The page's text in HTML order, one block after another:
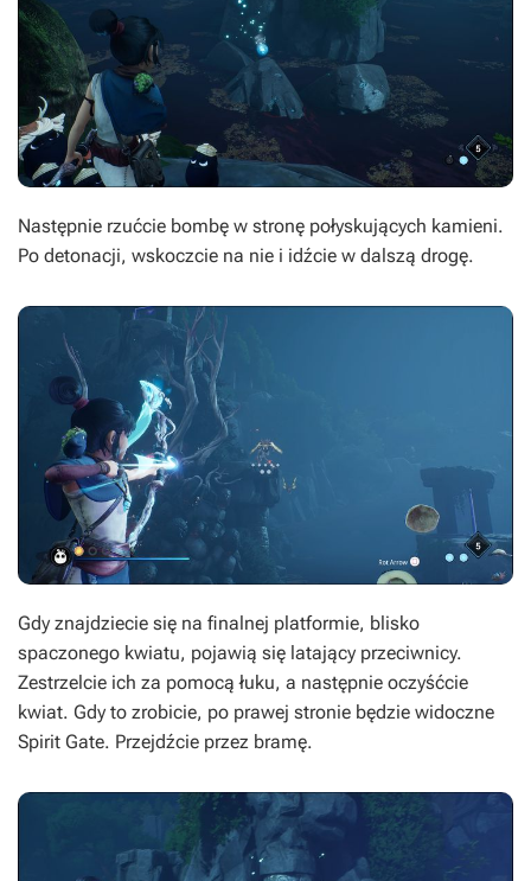
Następnie rzućcie bombę w stronę połyskujących kamieni.
Po detonacji, wskoczcie na nie i idźcie w dalszą drogę.
Gdy znajdziecie się na finalnej platformie, blisko
spaczonego kwiatu, pojawią się latający przeciwnicy.
Zestrzelcie ich za pomocą łuku, a następnie oczyśćcie
kwiat. Gdy to zrobicie, po prawej stronie będzie widoczne
Spirit Gate. Przejdźcie przez bramę.